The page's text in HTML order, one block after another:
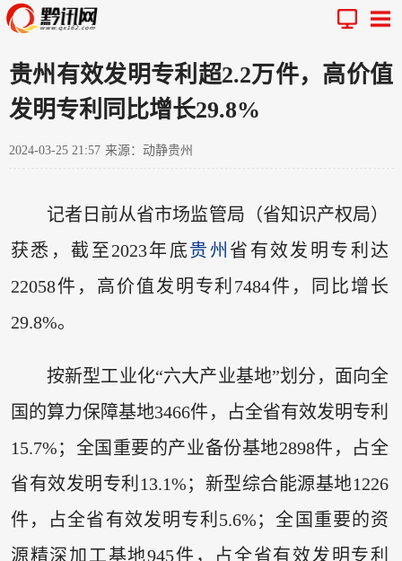
贵州有效发明专利超2.2万件，高价值
发明专利同比增长29.8%
2024-03-25 21:57 来源：动静贵州
记者日前从省市场监管局（省知识产权局）
获悉，截至2023年底贵州 省有效发明专利达
22058件，高价值发明专利7484件，同比增长
29.8%。
按新型工业化“六大产业基地”划分，面向全
国的算力保障基地3466件，占全省有效发明专利
15.7%；全国重要的产业备份基地2898件，占全
省有效发明专利13.1%；新型综合能源基地1226
件，占全省有效发明专利5.6%；全国重要的资
源精深加工基地945件，占全省有效发明专利